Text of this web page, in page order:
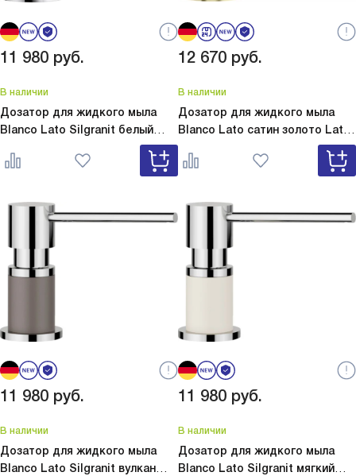
11 980 руб.
В наличии
Дозатор для жидкого мыла
Blanco Lato Silgranit белый
Lato Silgranit белый 525814
12 670 руб.
В наличии
Дозатор для жидкого мыла
Blanco Lato сатин золото Lato
11 980 руб.
В наличии
Дозатор для жидкого мыла
Blanco Lato Silgranit вулкан
11 980 руб.
В наличии
Дозатор для жидкого мыла
Blanco Lato Silgranit мягкий